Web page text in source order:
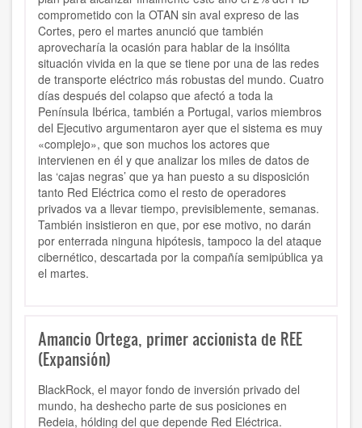
comprometido con la OTAN sin aval expreso de las
Cortes, pero el martes anunció que también
aprovecharía la ocasión para hablar de la insólita
situación vivida en la que se tiene por una de las redes
de transporte eléctrico más robustas del mundo. Cuatro
días después del colapso que afectó a toda la
Península Ibérica, también a Portugal, varios miembros
del Ejecutivo argumentaron ayer que el sistema es muy
«complejo», que son muchos los actores que
intervienen en él y que analizar los miles de datos de
las ‘cajas negras’ que ya han puesto a su disposición
tanto Red Eléctrica como el resto de operadores
privados va a llevar tiempo, previsiblemente, semanas.
También insistieron en que, por ese motivo, no darán
por enterrada ninguna hipótesis, tampoco la del ataque
cibernético, descartada por la compañía semipública ya
el martes.
Amancio Ortega, primer accionista de REE
(Expansión)
BlackRock, el mayor fondo de inversión privado del
mundo, ha deshecho parte de sus posiciones en
Redeia, hólding del que depende Red Eléctrica.